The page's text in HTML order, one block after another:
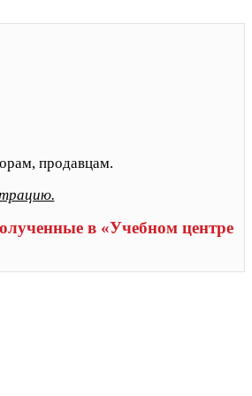
продавцам.
в «Учебном центре